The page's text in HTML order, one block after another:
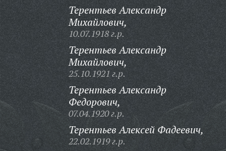
Терентьев Александр
Михайлович,
10.07.1918 г.р.
Терентьев Александр
Михайлович,
25.10.1921 г.р.
Терентьев Александр
Федорович,
07.04.1920 г.р.
Терентьев Алексей Фадеевич,
22.02.1919 г.р.